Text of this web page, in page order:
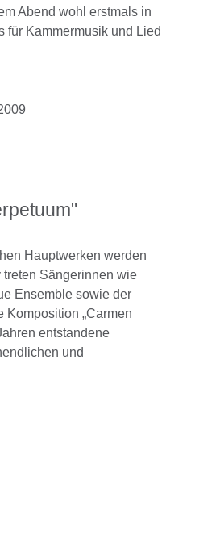
Abend wohl erstmals in
für Kammermusik und Lied
Hauptwerken werden
treten Sängerinnen wie
Ensemble sowie der
Komposition „Carmen
entstandene
und